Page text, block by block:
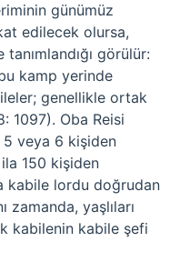
günümüz
edilecek olursa,
görülür:
kamp yerinde
genellikle ortak
1097). Oba Reisi
veya 6 kişiden
150 kişiden
kabile lordu doğrudan
zamanda, yaşlıları
kabilenin kabile şefi